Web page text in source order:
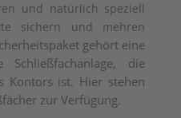
und natürlich speziell
sichern und mehren
gehört eine
Schließfachanlage, die
Kontors ist. Hier stehen
zur Verfügung.